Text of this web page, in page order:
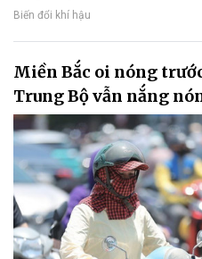
Biến đổi khí hậu
Miền Bắc oi nóng
Trung Bộ vẫn nắng